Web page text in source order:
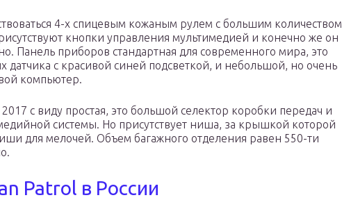
4-х спицевым кожаным рулем с большим количеством
кнопки управления мультимедией и конечно же он
Панель приборов стандартная для современного мира, это
датчика с красивой синей подсветкой, и небольшой, но очень
компьютер.
с виду простая, это большой селектор коробки передач и
системы. Но присутствует ниша, за крышкой которой
для мелочей. Объем багажного отделения равен 550-ти
Patrol в России